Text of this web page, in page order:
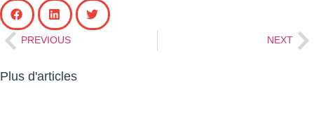
PREVIOUS NEXT
Plus d'articles